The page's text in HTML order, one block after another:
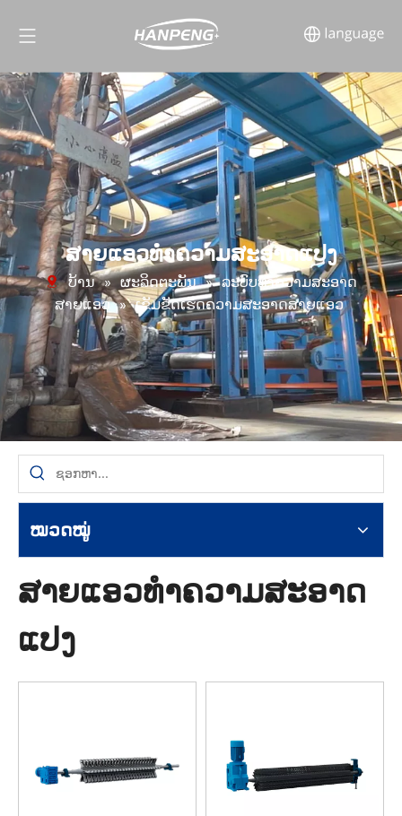
ສາຍແອວທໍາຄວາມສະອາດແປງ
ບ້ານ » ຜະລິດຕະພັນ » ລະບົບທໍາຄວາມສະອາດ
ສາຍແອວ » ເຂັມຂັດເຮັດຄວາມສະອາດສາຍແອວ
ໝວດໝູ່
ສາຍແອວທໍາຄວາມສະອາດ
ແປງ